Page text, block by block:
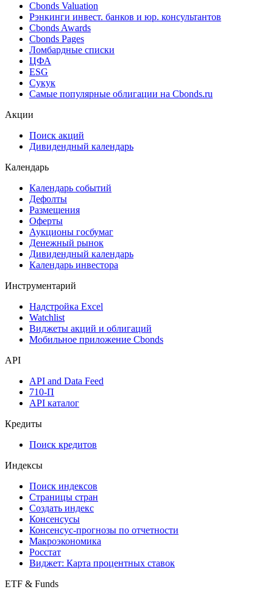
Поиск котировок облигаций
Best bid/ask
Cbonds Estimation
Cbonds Estimation Onshore
Cbonds Valuation
Рэнкинги инвест. банков и юр. консультантов
Cbonds Awards
Cbonds Pages
Ломбардные списки
ESG
Самые популярные облигации на Cbonds.ru
Дивидендный календарь
Календарь
Календарь событий
Дефолты
Размещения
Оферты
Аукционы госбумаг
Денежный рынок
Календарь инвестора
Инструментарий
Надстройка Excel
Мобильное приложение Cbonds
API
API and Data Feed
API каталог
Кредиты
Поиск кредитов
Индексы
Поиск индексов
Страницы стран
Создать индекс
Консенсусы
Консенсус-прогнозы по отчетности
Макроэкономика